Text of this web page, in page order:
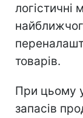
товарів.
При цьому
запасів